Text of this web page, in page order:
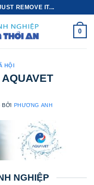
REMOVE IT...
0
HỘI
BỞI PHƯƠNG ANH
NGHIỆP